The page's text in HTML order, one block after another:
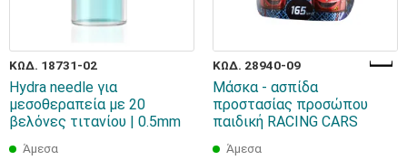
ΚΩΔ. 18731-02
Hydra needle για
μεσοθεραπεία με 20
βελόνες τιτανίου | 0.5mm
Άμεσα
ΚΩΔ. 28940-09
Μάσκα - ασπίδα
προστασίας προσώπου
παιδική RACING CARS
Άμεσα